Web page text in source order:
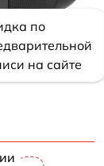
по
на сайте